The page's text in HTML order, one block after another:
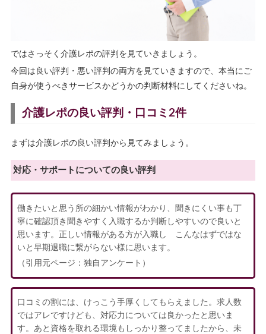
ではさっそく介護レポの評判を見ていきましょう。
今回は良い評判・悪い評判の両方を見ていきますので、本当にご
自身が使うべきサービスかどうかの判断材料にしてくださいね。
介護レポの良い評判・口コミ2件
まずは介護レポの良い評判から見てみましょう。
対応・サポートについての良い評判
働きたいと思う所の細かい情報がわかり、聞きにくい事も丁
寧に確認頂き聞きやすく入職するか判断しやすいので良いと
思います。正しい情報がある方が入職し こんなはずではな
いと早期退職に繋がらない様に思います。
（引用元ページ：独自アンケート）
口コミの割には、けっこう手厚くしてもらえました。求人数
ではアレですけども、対応力については良かったと思いま
す。あと資格を取れる環境もしっかり整ってましたから、未